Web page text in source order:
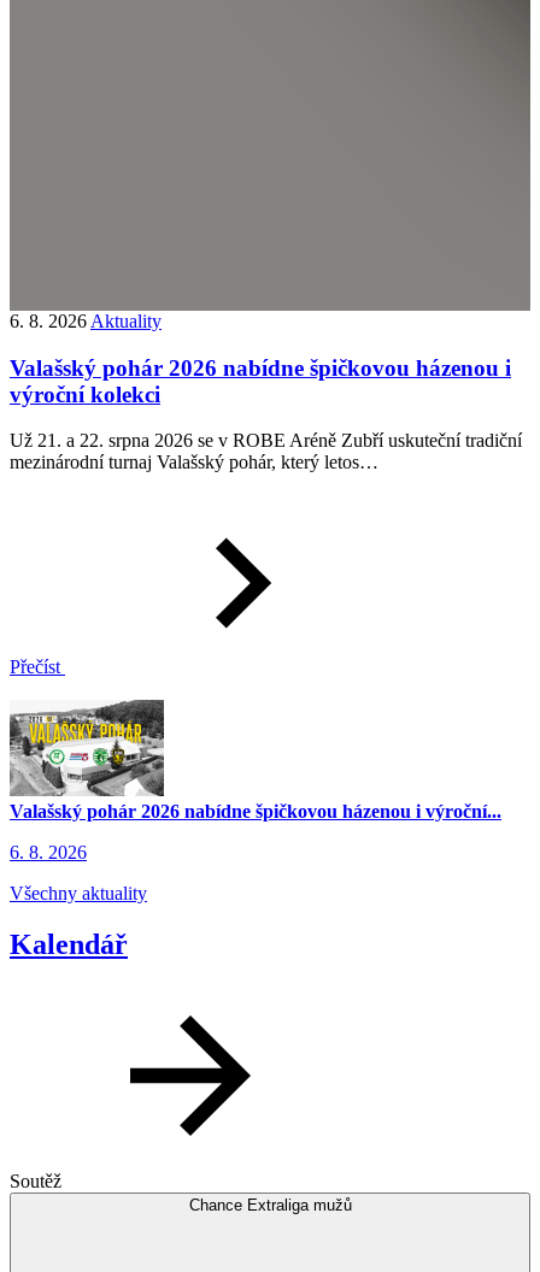
6. 8. 2026 Aktuality
Valašský pohár 2026 nabídne špičkovou házenou i
výroční kolekci
Už 21. a 22. srpna 2026 se v ROBE Aréně Zubří uskuteční tradiční
mezinárodní turnaj Valašský pohár, který letos…
Přečíst
Valašský pohár 2026 nabídne špičkovou házenou i výroční...
6. 8. 2026
Všechny aktuality
Kalendář
Soutěž
Chance Extraliga mužů